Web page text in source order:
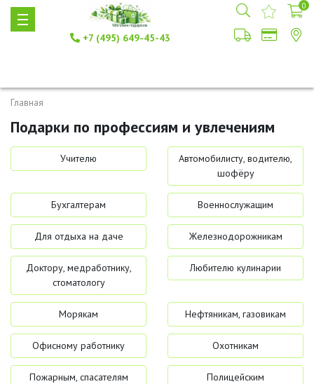
+7 (495) 649-45-43
0
Главная
Подарки по профессиям и увлечениям
Учителю
Автомобилисту, водителю,
шофёру
Бухгалтерам Военнослужащим
Для отдыха на даче Железнодорожникам
Доктору, медработнику,
стоматологу
Любителю кулинарии
Морякам Нефтяникам, газовикам
Офисному работнику Охотникам
Пожарным, спасателям
Полицейским